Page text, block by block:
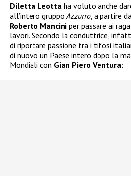
Diletta Leotta ha voluto anche
all’intero gruppo Azzurro , a partire
Roberto Mancini per passare ai
lavori. Secondo la conduttrice,
di riportare passione tra i tifosi
di nuovo un Paese intero dopo la
Mondiali con Gian Piero Ventura: